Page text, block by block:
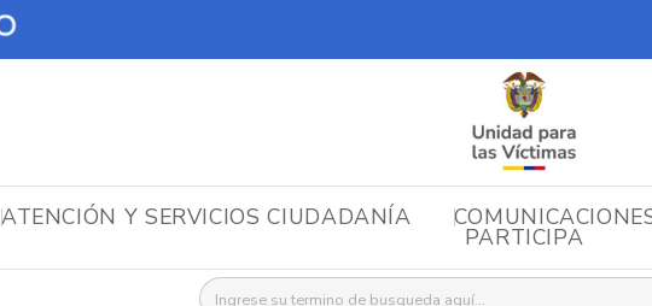
ATENCIÓN Y SERVICIOS CIUDADANÍA
PARTICIPA
Buscar: